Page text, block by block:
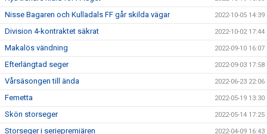
Nisse Bagaren och Kulladals FF går skilda vägar 2022-10-05 14:39
Division 4-kontraktet säkrat 2022-10-02 17:44
Makalös vändning 2022-09-10 16:07
Efterlängtad seger 2022-09-03 17:58
Vårsäsongen till ända 2022-06-23 22:06
Femetta 2022-05-19 13:30
Skön storseger 2022-05-14 17:25
Storseger i seriepremiären 2022-04-09 16:43